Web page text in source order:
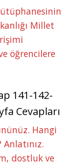
Millet
öğrencilere
141-142-
Cevapları
Hangi
dostluk ve